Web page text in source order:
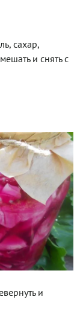
сахар,
и снять с
и